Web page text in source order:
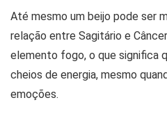
Até mesmo um beijo pode ser
relação entre Sagitário e
elemento fogo, o que significa
cheios de energia, mesmo
emoções.